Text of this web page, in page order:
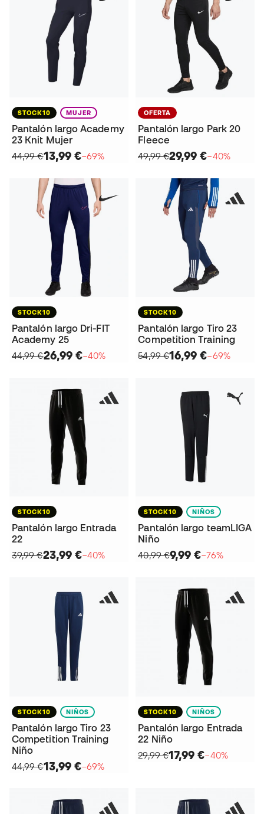
STOCK10 MUJER
Pantalón largo Academy
23 Knit Mujer
44,99 €13,99 €−69%
OFERTA
Pantalón largo Park 20
Fleece
49,99 €29,99 €−40%
STOCK10
Pantalón largo Dri-FIT
Academy 25
44,99 €26,99 €−40%
STOCK10
Pantalón largo Tiro 23
Competition Training
54,99 €16,99 €−69%
STOCK10
Pantalón largo Entrada
22
39,99 €23,99 €−40%
STOCK10 NIÑOS
Pantalón largo teamLIGA
Niño
40,99 €9,99 €−76%
STOCK10 NIÑOS
Pantalón largo Tiro 23
Competition Training
Niño
44,99 €13,99 €−69%
STOCK10 NIÑOS
Pantalón largo Entrada
22 Niño
29,99 €17,99 €−40%